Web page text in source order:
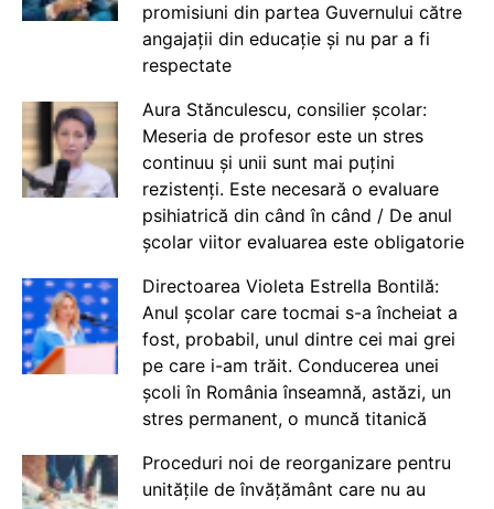
promisiuni din partea Guvernului către
angajații din educație și nu par a fi
respectate
Aura Stănculescu, consilier școlar:
Meseria de profesor este un stres
continuu și unii sunt mai puțini
rezistenți. Este necesară o evaluare
psihiatrică din când în când / De anul
școlar viitor evaluarea este obligatorie
Directoarea Violeta Estrella Bontilă:
Anul școlar care tocmai s-a încheiat a
fost, probabil, unul dintre cei mai grei
pe care i-am trăit. Conducerea unei
școli în România înseamnă, astăzi, un
stres permanent, o muncă titanică
Proceduri noi de reorganizare pentru
unitățile de învățământ care nu au